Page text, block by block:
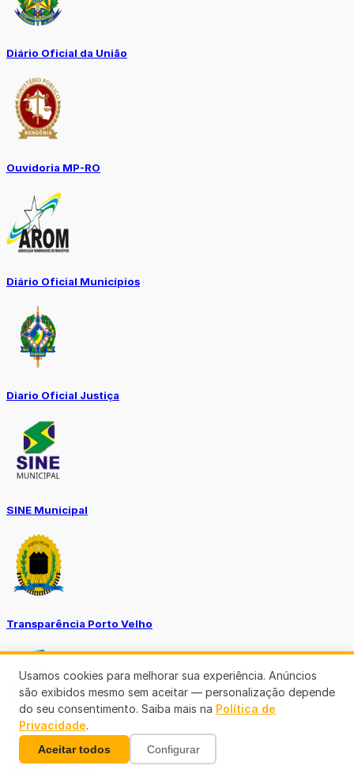
Diário Oficial da União
Ouvidoria MP-RO
Diário Oficial Municípios
Diario Oficial Justiça
SINE Municipal
Transparência Porto Velho
SEMUSA
Usamos cookies para melhorar sua experiência. Anúncios
são exibidos mesmo sem aceitar — personalização depende
do seu consentimento. Saiba mais na Política de
Privacidade.
Aceitar todos Configurar